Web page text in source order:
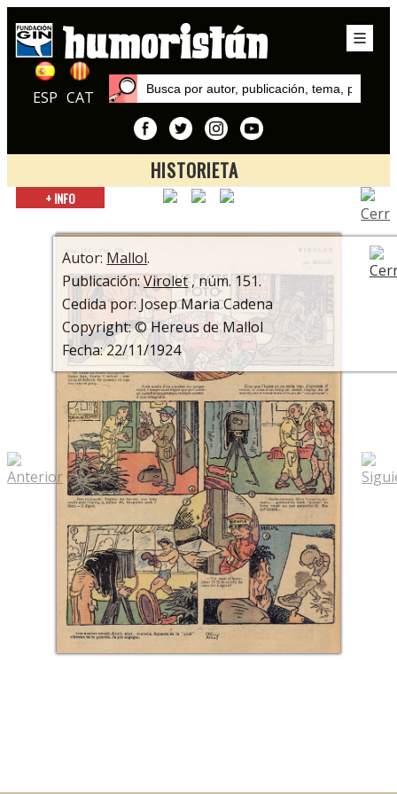
ESP CAT
HISTORIETA
Inicio
Mallol
+ INFO
Autor:Mallol.
Publicación:Virolet, núm. 151.
Cedida por: Josep Maria Cadena
Copyright: © Hereus de Mallol
Fecha: 22/11/1924